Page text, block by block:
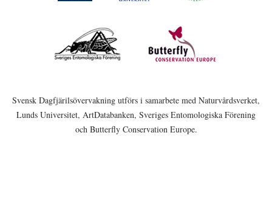
Svensk Dagfjärilsövervakning utförs i samarbete med Naturvårdsverket,
Lunds Universitet, ArtDatabanken, Sveriges Entomologiska Förening
och Butterfly Conservation Europe.